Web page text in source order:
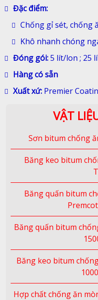
Đặc điểm:
Chống gỉ sét, chống
Khô nhanh chóng
Đóng gói:5 lít/lon ; 25
Hàng có sẵn
Xuất xứ: Premier
VẬT
Sơn bitum chống
Băng keo bitum
Băng quấn bitum
Băng quấn bitum
Băng keo bitum
Hợp chất chống ăn